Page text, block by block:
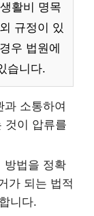
활비 명목
규정이 있
우 법원에
습니다.
과 소통하여
것이 압류를
방법을 정확
가 되는 법적
니다.